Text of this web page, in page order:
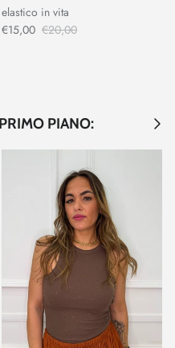
elastico in vita
€15,00 €20,00
PIANO: